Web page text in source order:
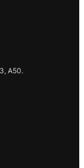
A50.